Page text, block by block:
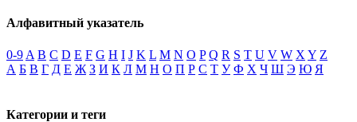
Алфавитный указатель
0-9 A B C D E F G H I J K L M N O P Q R S T U V W X Y Z
А Б В Г Д Е Ж З И К Л М Н О П Р С Т У Ф Х Ч Ш Э Ю Я
Категории и теги